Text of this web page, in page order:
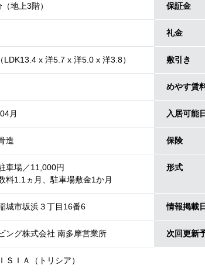
地上3階） 保証金
礼金
LDK13.4 x 洋5.7 x 洋5.0 x 洋3.8） 敷引き
めやす賃
月 入居可能日
造 保険
車場／11,000円
料1.1ヵ月、駐車場敷金1か月
形式
城市坂浜３丁目16番6 情報掲載日
ング株式会社 南多摩営業所 次回更新
ＳＩＡ（トリシア）